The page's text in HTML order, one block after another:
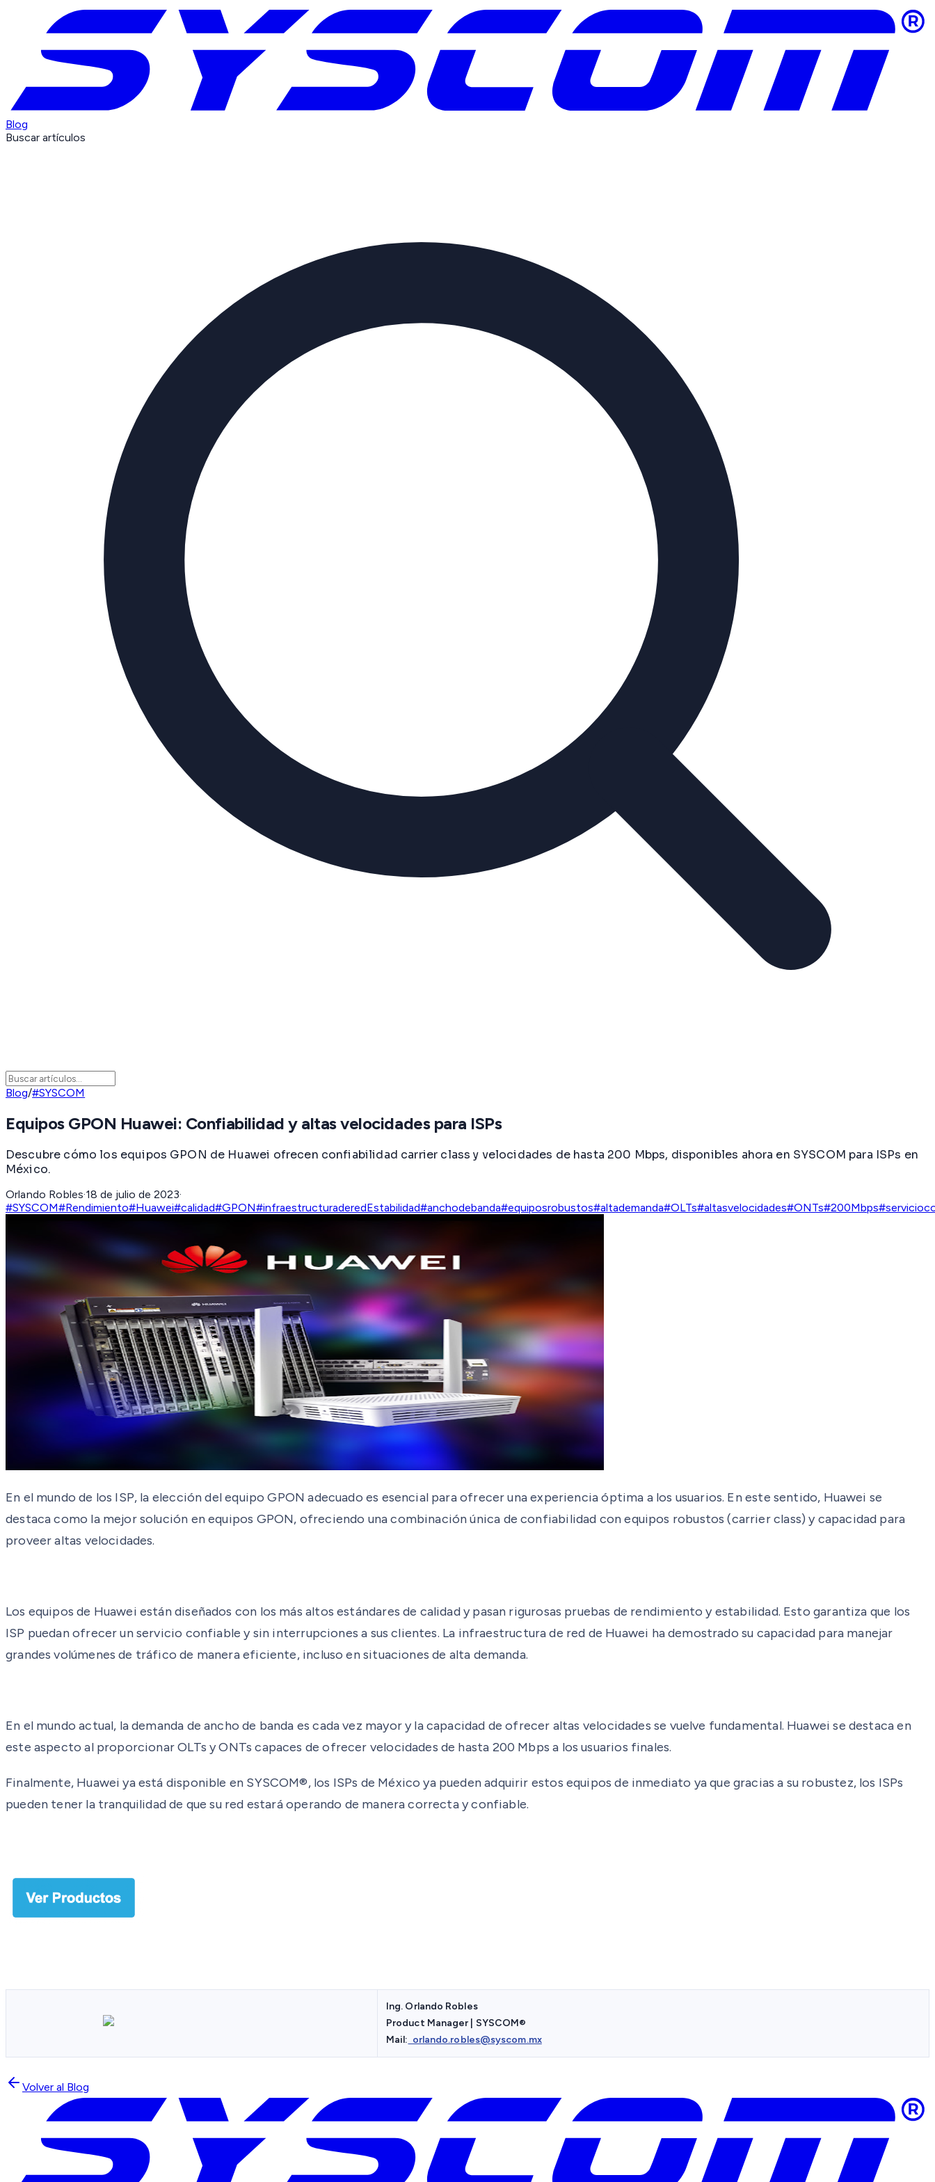
Blog
Buscar artículos
Blog/#SYSCOM
Equipos GPON Huawei: Confiabilidad y altas velocidades para ISPs
Descubre cómo los equipos GPON de Huawei ofrecen confiabilidad carrier class y velocidades de hasta 200 Mbps, disponibles ahora en SYSCOM para ISPs en
México.
Orlando Robles·18 de julio de 2023·
#SYSCOM#Rendimiento#Huawei#calidad#GPON#infraestructuraderedEstabilidad#anchodebanda#equiposrobustos#altademanda#OLTs#altasvelocidades#ONTs#200Mbps
En el mundo de los ISP, la elección del equipo GPON adecuado es esencial para ofrecer una experiencia óptima a los usuarios. En este sentido, Huawei se
destaca como la mejor solución en equipos GPON, ofreciendo una combinación única de confiabilidad con equipos robustos (carrier class) y capacidad para
proveer altas velocidades.
Los equipos de Huawei están diseñados con los más altos estándares de calidad y pasan rigurosas pruebas de rendimiento y estabilidad. Esto garantiza que los
ISP puedan ofrecer un servicio confiable y sin interrupciones a sus clientes. La infraestructura de red de Huawei ha demostrado su capacidad para manejar
grandes volúmenes de tráfico de manera eficiente, incluso en situaciones de alta demanda.
En el mundo actual, la demanda de ancho de banda es cada vez mayor y la capacidad de ofrecer altas velocidades se vuelve fundamental. Huawei se destaca en
este aspecto al proporcionar OLTs y ONTs capaces de ofrecer velocidades de hasta 200 Mbps a los usuarios finales.
Finalmente, Huawei ya está disponible en SYSCOM®, los ISPs de México ya pueden adquirir estos equipos de inmediato ya que gracias a su robustez, los ISPs
pueden tener la tranquilidad de que su red estará operando de manera correcta y confiable.
Ing. Orlando Robles
Product Manager | SYSCOM®
Mail: orlando.robles@syscom.mx
Volver al Blog